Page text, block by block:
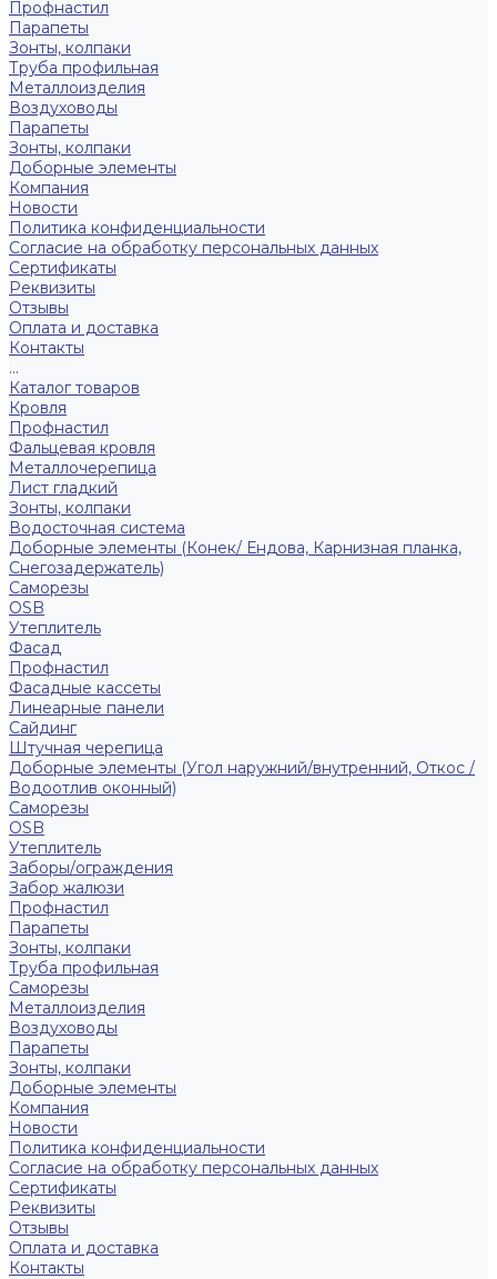
Профнастил
Парапеты
Зонты, колпаки
Труба профильная
Металлоизделия
Воздуховоды
Парапеты
Зонты, колпаки
Доборные элементы
Компания
Новости
Политика конфиденциальности
Согласие на обработку персональных данных
Сертификаты
Реквизиты
Отзывы
Оплата и доставка
Контакты
...
Каталог товаров
Кровля
Профнастил
Фальцевая кровля
Металлочерепица
Лист гладкий
Зонты, колпаки
Водосточная система
Доборные элементы (Конек/ Ендова, Карнизная планка,
Снегозадержатель)
Саморезы
ОSB
Утеплитель
Фасад
Профнастил
Фасадные кассеты
Линеарные панели
Сайдинг
Штучная черепица
Доборные элементы (Угол наружний/внутренний, Откос /
Водоотлив оконный)
Саморезы
OSB
Утеплитель
Заборы/ограждения
Забор жалюзи
Профнастил
Парапеты
Зонты, колпаки
Труба профильная
Саморезы
Металлоизделия
Воздуховоды
Парапеты
Зонты, колпаки
Доборные элементы
Компания
Новости
Политика конфиденциальности
Согласие на обработку персональных данных
Сертификаты
Реквизиты
Отзывы
Оплата и доставка
Контакты